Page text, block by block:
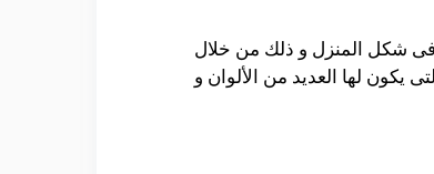
فى شكل المنزل و ذلك من خلال
يكون لها العديد من الألوان و